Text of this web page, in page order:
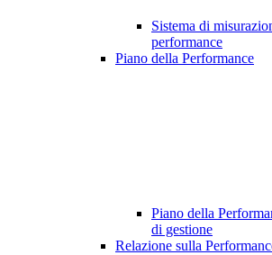
Sistema di
performance
Piano della Performance
Piano della
di gestione
Relazione sulla